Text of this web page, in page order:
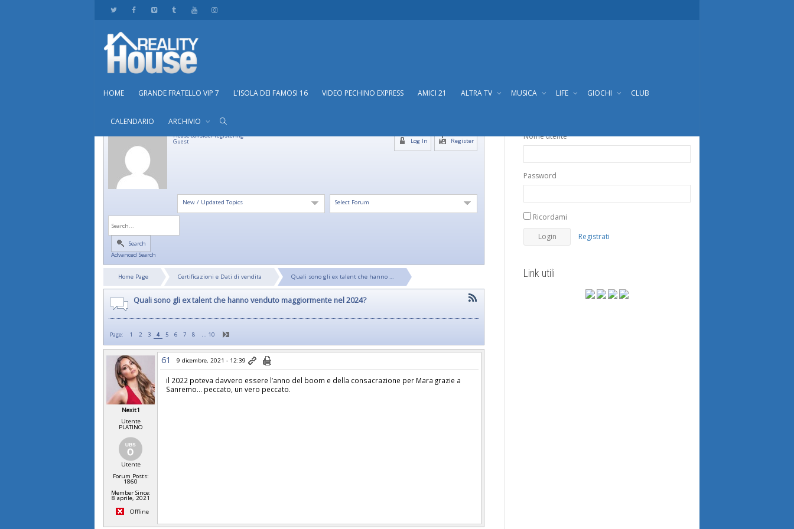
HOME GRANDE FRATELLO VIP 7 L'ISOLA DEI FAMOSI 16 VIDEO PECHINO EXPRESS AMICI 21 ALTRA TV MUSICA LIFE GIOCHI CLUB
CALENDARIO ARCHIVIO
Please consider registering
Guest Register
Log In
Select Forum
New / Updated Topics
Search
Advanced Search
Home Page Certificazioni e Dati di vendita Quali sono gli ex talent che hanno …
Quali sono gli ex talent che hanno venduto maggiormente nel 2024?
Page: 1 2 3 4 5 6 7 8 … 10
Nexit1
Utente
PLATINO
Utente
Forum Posts:
1860
Member Since:
8 aprile, 2021
Offline
61 9 dicembre, 2021 - 12:39
il 2022 poteva davvero essere l’anno del boom e della consacrazione per Mara grazie a
Sanremo… peccato, un vero peccato.
Nome utente
Password
Ricordami
Registrati
Link utili